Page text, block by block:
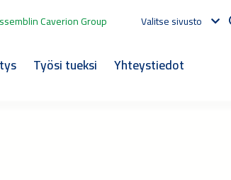
Caverion Group Valitse sivusto
Työsi tueksi Yhteystiedot